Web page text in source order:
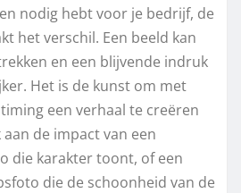
nodig hebt voor je bedrijf, de
het verschil. Een beeld kan
en een blijvende indruk
Het is de kunst om met
een verhaal te creëren
de impact van een
die karakter toont, of een
die de schoonheid van de